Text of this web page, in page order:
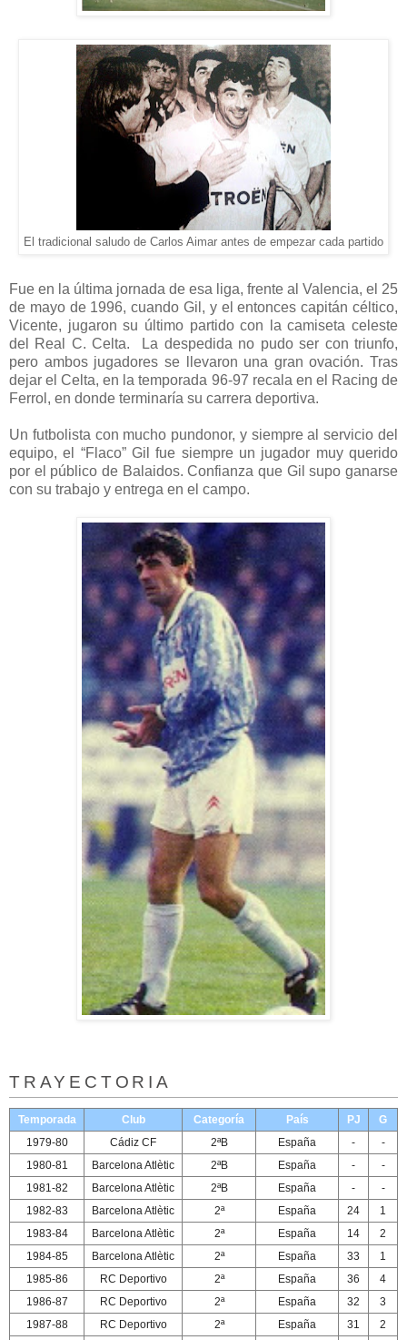
El tradicional saludo de Carlos Aimar antes de empezar cada partido
Fue en la última jornada de esa liga, frente al Valencia, el 25
de mayo de 1996, cuando Gil, y el entonces capitán céltico,
Vicente, jugaron su último partido con la camiseta celeste
del Real C. Celta. La despedida no pudo ser con triunfo,
pero ambos jugadores se llevaron una gran ovación. Tras
dejar el Celta, en la temporada 96-97 recala en el Racing de
Ferrol, en donde terminaría su carrera deportiva.
Un futbolista con mucho pundonor, y siempre al servicio del
equipo, el “Flaco” Gil fue siempre un jugador muy querido
por el público de Balaidos. Confianza que Gil supo ganarse
con su trabajo y entrega en el campo.
TRAYECTORIA
Temporada Club Categoría País PJ
G
1979-80
Cádiz CF 2ªB España -
-
1980-81
Barcelona Atlètic 2ªB España -
-
1981-82
Barcelona Atlètic 2ªB España -
-
1982-83
Barcelona Atlètic 2ª España 24
1
1983-84
Barcelona Atlètic 2ª España 14
2
1984-85
Barcelona Atlètic 2ª España 33
1
1985-86
RC Deportivo 2ª España 36
4
1986-87
RC Deportivo 2ª España 32
3
1987-88
RC Deportivo 2ª España 31
2